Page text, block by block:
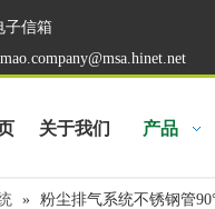
子信箱
关于我们 产品
» 粉尘排气系统不锈钢管